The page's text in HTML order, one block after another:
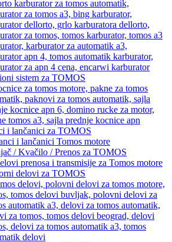
sistem za TOMOS
i lančanici za TOMOS
/ Kvačilo / Prenos za TOMOS
delovi za TOMOS